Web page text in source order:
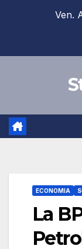
Ven.
ECONOMIA
La